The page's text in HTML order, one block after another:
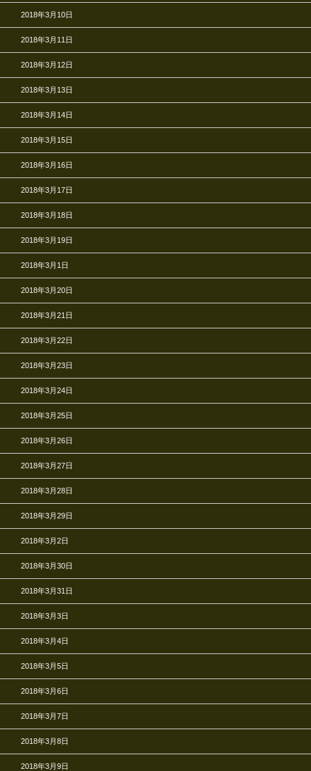
2018年3月10日
2018年3月11日
2018年3月12日
2018年3月13日
2018年3月14日
2018年3月15日
2018年3月16日
2018年3月17日
2018年3月18日
2018年3月19日
2018年3月1日
2018年3月20日
2018年3月21日
2018年3月22日
2018年3月23日
2018年3月24日
2018年3月25日
2018年3月26日
2018年3月27日
2018年3月28日
2018年3月29日
2018年3月2日
2018年3月30日
2018年3月31日
2018年3月3日
2018年3月4日
2018年3月5日
2018年3月6日
2018年3月7日
2018年3月8日
2018年3月9日